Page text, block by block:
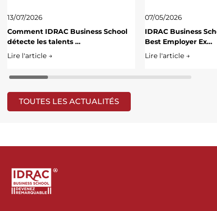
13/07/2026
Comment IDRAC Business School
détecte les talents …
Lire l'article →
07/05/2026
IDRAC Business
Best Employer Ex…
Lire l'article →
TOUTES LES ACTUALITÉS